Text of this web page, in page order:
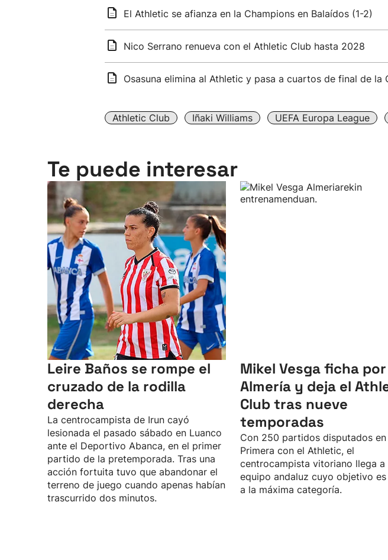
El Athletic se afianza en la Champions en Balaídos (1-2)
Nico Serrano renueva con el Athletic Club hasta 2028
Osasuna elimina al Athletic y pasa a cuartos de final de la
Athletic Club Iñaki Williams UEFA Europa League
Te puede interesar
Leire Baños se rompe el
cruzado de la rodilla
derecha
La centrocampista de Irun cayó
lesionada el pasado sábado en Luanco
ante el Deportivo Abanca, en el primer
partido de la pretemporada. Tras una
acción fortuita tuvo que abandonar el
terreno de juego cuando apenas habían
trascurrido dos minutos.
Mikel Vesga ficha
Almería y deja el
Club tras nueve
temporadas
Con 250 partidos disputados en
Primera con el Athletic, el
centrocampista vitoriano llega a
equipo andaluz cuyo objetivo
a la máxima categoría.